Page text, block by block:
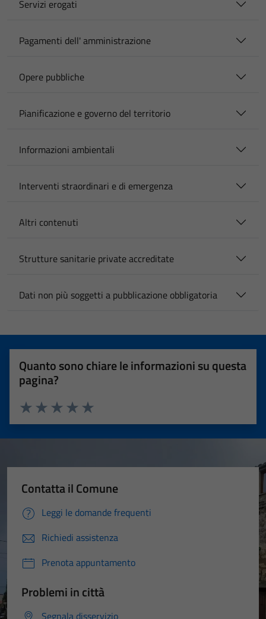
Servizi erogati
Pagamenti dell' amministrazione
Opere pubbliche
Pianificazione e governo del territorio
Informazioni ambientali
Interventi straordinari e di emergenza
Altri contenuti
Strutture sanitarie private accreditate
Dati non più soggetti a pubblicazione obbligatoria
Quanto sono chiare le informazioni su questa
pagina?
Valuta 5 stelle su 5
Valuta 4 stelle su 5
Valuta 3 stelle su 5
Valuta 2 stelle su 5
Valuta 1 stelle su 5
Contatta il Comune
Leggi le domande frequenti
Richiedi assistenza
Prenota appuntamento
Problemi in città
Segnala disservizio